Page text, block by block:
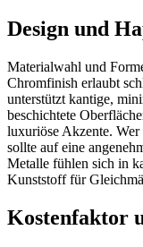
Design und
Materialwahl und
Chromfinish erlaubt
unterstützt kantige,
beschichtete
luxuriöse Akzente.
sollte auf eine
Metalle fühlen sich in
Kunststoff für
Kostenfaktor